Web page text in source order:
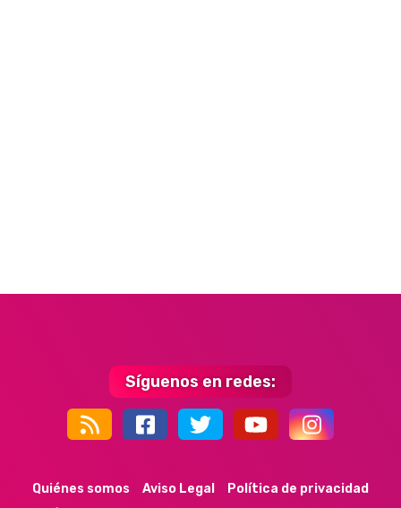
Síguenos en redes:
Quiénes somos Aviso Legal
Política de privacidad